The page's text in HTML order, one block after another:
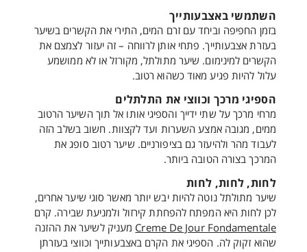
השתמשי באצבעותייך
בזמן החפיפה וביחד עם זרם המים, התירי את הקשרים בשיער
בעזרת אצבעותייך. פתחי אותן לרווחה – זה יעזור לצמצם את
הקשרים למינימום. שיער מתולתל, מקורזל או לא ממושמע
עלול להיות פגיע מאוד כשהוא רטוב.
הספיגי מרכך וכווצי את התלתלים
מרחי מרכך על שתי ידייך והספיגי אותו אל תוך השיער הרטוב
ממים, מגובה אמצע השערות ועד לקצוות. חשוב בשלב הזה
לעבוד מהר ולהיעזר גם בציפורניים. שיער רטוב סופג את
המרכך בצורה הטובה ביותר.
לחות, לחות, לחות
שיער מתולתל נוטה להיות יבש יותר מאשר סוגי שיער אחרים,
לכן לחות היא המפתח להפחתת קירזול ולמניעת שבירה. קרם
Creme De Jour Fondamentale מעניק לשיער את ההזנה
שהוא זקוק לה. הספיגי את הקרם באצבעותייך וכווצי בעזרתן